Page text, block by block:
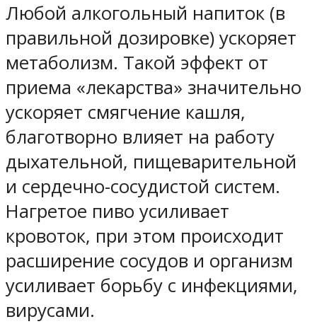
Любой алкогольный напиток (в
правильной дозировке) ускоряет
метаболизм. Такой эффект от
приема «лекарства» значительно
ускоряет смягчение кашля,
благотворно влияет на работу
дыхательной, пищеварительной
и сердечно-сосудистой систем.
Нагретое пиво усиливает
кровоток, при этом происходит
расширение сосудов и организм
усиливает борьбу с инфекциями,
вирусами.